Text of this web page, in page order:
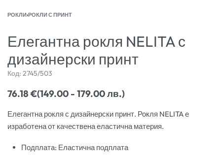
РОКЛИ›РОКЛИ С ПРИНТ
Елегантна рокля NELITA с
дизайнерски принт
Код: 2745/503
76.18 €(149.00 - 179.00 лв.)
Елегантна рокля с дизайнерски принт. Рокля NELITA е
изработена от качествена еластична материя.
Подплата: Еластична подплата